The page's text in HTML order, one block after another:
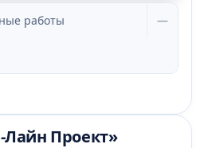
работы —
Проект»